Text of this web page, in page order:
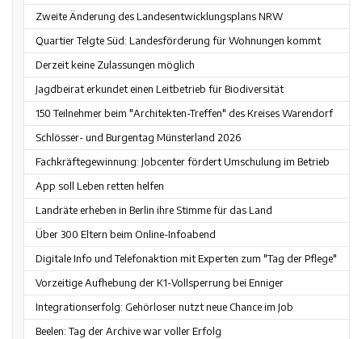
Zweite Änderung des Landesentwicklungsplans NRW
Quartier Telgte Süd: Landesförderung für Wohnungen kommt
Derzeit keine Zulassungen möglich
Jagdbeirat erkundet einen Leitbetrieb für Biodiversität
150 Teilnehmer beim "Architekten-Treffen" des Kreises Warendorf
Schlösser- und Burgentag Münsterland 2026
Fachkräftegewinnung: Jobcenter fördert Umschulung im Betrieb
App soll Leben retten helfen
Landräte erheben in Berlin ihre Stimme für das Land
Über 300 Eltern beim Online-Infoabend
Digitale Info und Telefonaktion mit Experten zum "Tag der Pflege"
Vorzeitige Aufhebung der K1-Vollsperrung bei Enniger
Integrationserfolg: Gehörloser nutzt neue Chance im Job
Beelen: Tag der Archive war voller Erfolg